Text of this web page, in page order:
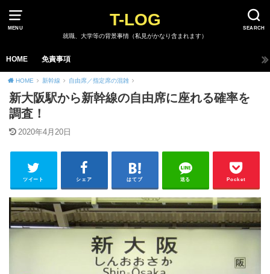
MENU SEARCH
T-LOG
就職、大学等の背景事情（私見がかなり含まれます）
HOME 免責事項
HOME 新幹線 自由席／指定席の混雑
新大阪駅から新幹線の自由席に座れる確率を
調査！
2020年4月20日
ツイート シェア はてブ 送る Pocket